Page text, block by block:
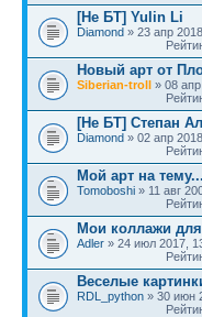
[Не БТ] Yulin Li
Diamond » 23 апр
Новый арт от
Siberian-troll » 08
[Не БТ] Степан
Diamond » 02 апр
Мой арт на тему...
Tomoboshi » 11 авг
Мои коллажи
Adler » 24 июл 2017,
Веселые
RDL_python » 30 июн